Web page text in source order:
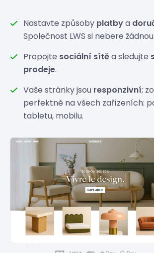
Nastavte způsoby platbya
Společnost LWS si nebere
Propojte sociální sítěa sledujte
prodeje.
Vaše stránky jsou responzivní;
perfektně na všech zařízeních:
tabletu, mobilu.